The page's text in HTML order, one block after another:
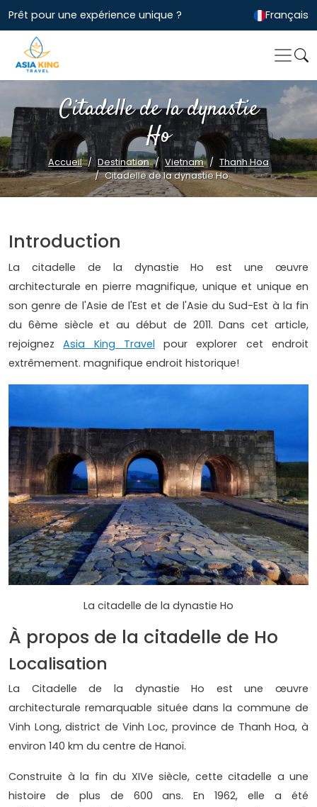
Prêt pour une expérience unique ? Français
Citadelle de la dynastie
Ho
Accueil Destination Vietnam
Thanh Hoa
Citadelle de la dynastie Ho
Introduction
La citadelle de la dynastie Ho est une œuvre
architecturale en pierre magnifique, unique et unique en
son genre de l'Asie de l'Est et de l'Asie du Sud-Est à la fin
du 6ème siècle et au début de 2011. Dans cet article,
rejoignezAsia King Travel pour explorer cet endroit
extrêmement. magnifique endroit historique!
La citadelle de la dynastie Ho
À propos de la citadelle de Ho
Localisation
La Citadelle de la dynastie Ho est une œuvre
architecturale remarquable située dans la commune de
Vinh Long, district de Vinh Loc, province de Thanh Hoa, à
environ 140 km du centre de Hanoï.
Construite à la fin du XIVe siècle, cette citadelle a une
histoire de plus de 600 ans. En 1962, elle a été